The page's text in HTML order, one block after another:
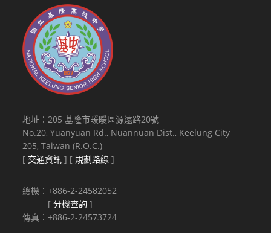
地址：205 基隆市暖暖區源遠路20號
No.20, Yuanyuan Rd., Nuannuan Dist., Keelung City
205, Taiwan (R.O.C.)
[ 交通資訊 ] [規劃路線 ]
總機：+886-2-24582052
[分機查詢 ]
傳真：+886-2-24573724